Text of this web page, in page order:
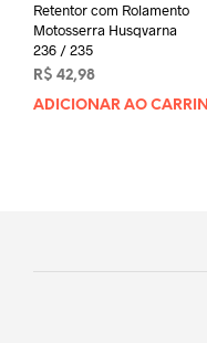
Retentor com Rolamento
Motosserra Husqvarna
236 / 235
R$ 42,98
ADICIONAR AO